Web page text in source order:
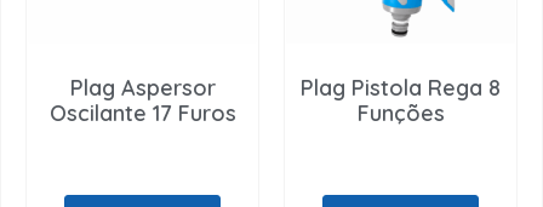
Plag Aspersor
Oscilante 17 Furos
Plag Pistola Rega 8
Funções